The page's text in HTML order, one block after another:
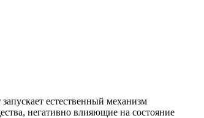
естественный механизм
негативно влияющие на состояние